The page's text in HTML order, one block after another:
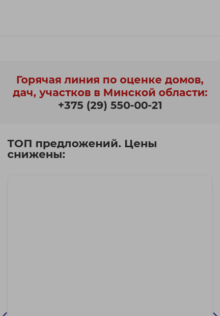
Горячая линия по оценке домов,
дач, участков в Минской области:
+375 (29) 550-00-21
ТОП предложений. Цены
снижены: